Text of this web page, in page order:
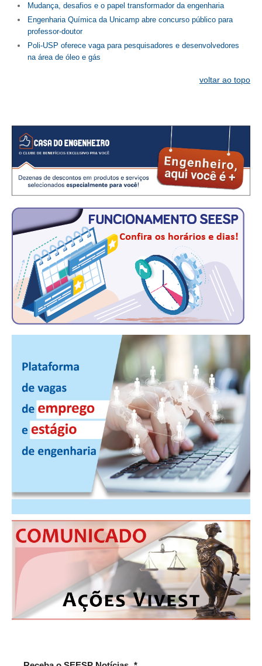
Mudança, desafios e o papel transformador da engenharia
Engenharia Química da Unicamp abre concurso público para
professor-doutor
Poli-USP oferece vaga para pesquisadores e desenvolvedores
na área de óleo e gás
voltar ao topo